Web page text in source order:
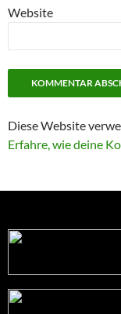
Website
Diese Website
Erfahre, wie deine